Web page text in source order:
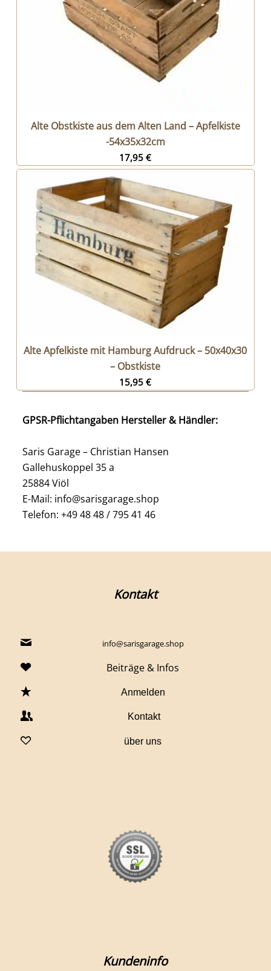
Alte Obstkiste aus dem Alten Land – Apfelkiste
-54x35x32cm
17,95€
Alte Apfelkiste mit Hamburg Aufdruck – 50x40x30
– Obstkiste
15,95€
GPSR-Pflichtangaben Hersteller & Händler:
Saris Garage – Christian Hansen
Gallehuskoppel 35 a
25884 Viöl
E-Mail: info@sarisgarage.shop
Telefon: +49 48 48 / 795 41 46
Kontakt
info@sarisgarage.shop
Beiträge & Infos
Anmelden
Kontakt
über uns
Kundeninfo